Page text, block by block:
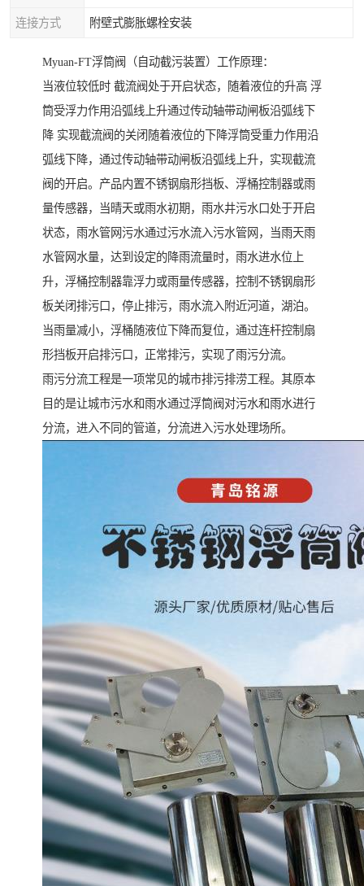
连接方式 附壁式膨胀螺栓安装
Myuan-FT浮筒阀（自动截污装置）工作原理：
当液位较低时 截流阀处于开启状态，随着液位的升高 浮
筒受浮力作用沿弧线上升通过传动轴带动闸板沿弧线下
降 实现截流阀的关闭随着液位的下降浮筒受重力作用沿
弧线下降，通过传动轴带动闸板沿弧线上升，实现截流
阀的开启。产品内置不锈钢扇形挡板、浮桶控制器或雨
量传感器，当晴天或雨水初期，雨水井污水口处于开启
状态，雨水管网污水通过污水流入污水管网，当雨天雨
水管网水量，达到设定的降雨流量时，雨水进水位上
升，浮桶控制器靠浮力或雨量传感器，控制不锈钢扇形
板关闭排污口，停止排污，雨水流入附近河道，湖泊。
当雨量减小，浮桶随液位下降而复位，通过连杆控制扇
形挡板开启排污口，正常排污，实现了雨污分流。
雨污分流工程是一项常见的城市排污排涝工程。其原本
目的是让城市污水和雨水通过浮筒阀对污水和雨水进行
分流，进入不同的管道，分流进入污水处理场所。